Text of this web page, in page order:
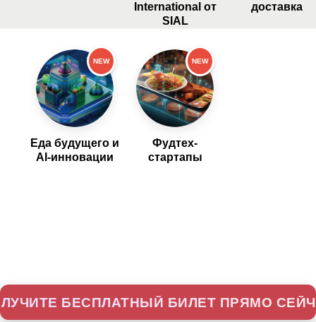
International от
SIAL
доставка
Еда будущего и
AI-инновации
NEW
Фудтех-
стартапы
NEW
БЕСПЛАТНЫЙ БИЛЕТ ПРЯМО